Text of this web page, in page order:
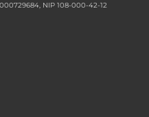
NIP 108-000-42-12